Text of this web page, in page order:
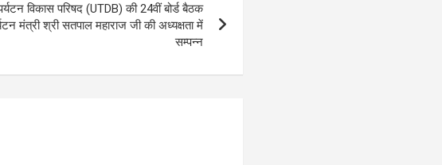
विकास परिषद (UTDB) की 24वीं बोर्ड बैठक
मंत्री श्री सतपाल महाराज जी की अध्यक्षता में
सम्पन्न